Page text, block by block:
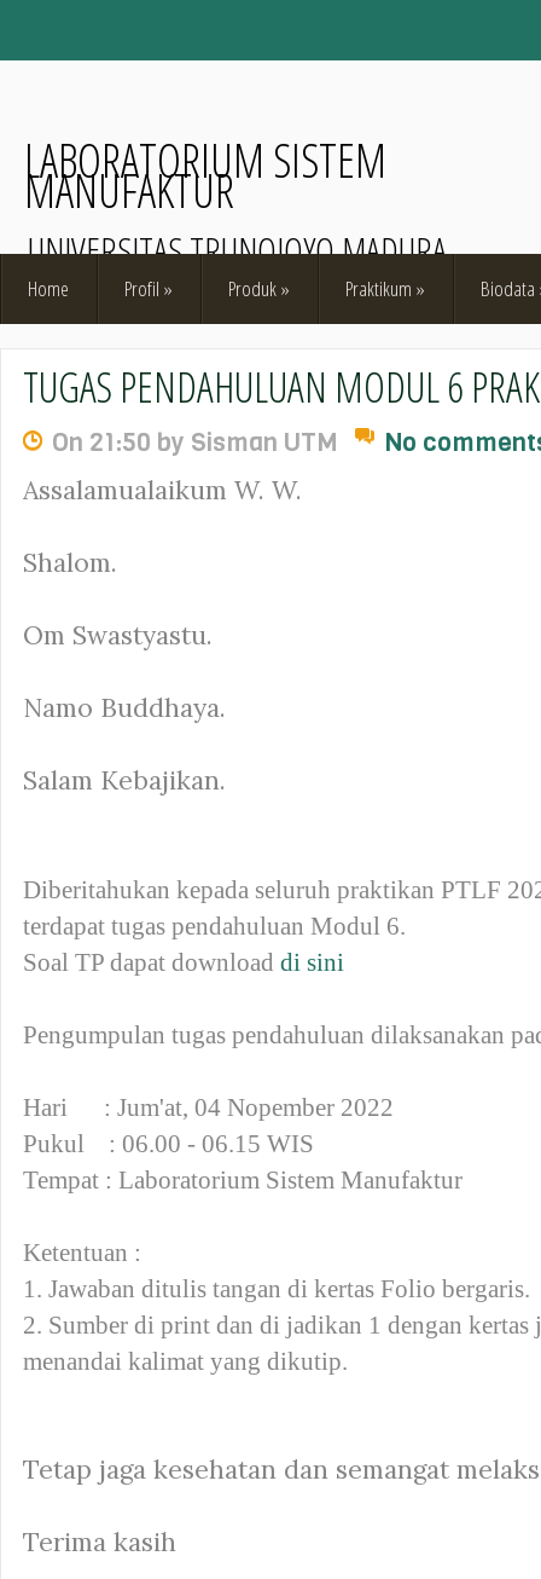
LABORATORIUM SISTEM
MANUFAKTUR
UNIVERSITAS TRUNOJOYO MADURA
Home Profil » Produk» Praktikum » Biodata
TUGAS PENDAHULUAN MODUL 6
On 21:50 by Sisman UTM No
Assalamualaikum W. W.
Shalom.
Om Swastyastu.
Namo Buddhaya.
Salam Kebajikan.
Diberitahukan kepada seluruh praktikan PTLF
terdapat tugas pendahuluan Modul 6.
Soal TP dapat download di sini
Pengumpulan tugas pendahuluan dilaksanakan
Hari : Jum'at, 04 Nopember 2022
Pukul : 06.00 - 06.15 WIS
Tempat : Laboratorium Sistem Manufaktur
Ketentuan :
1. Jawaban ditulis tangan di kertas Folio bergaris.
2. Sumber di print dan di jadikan 1 dengan kertas
menandai kalimat yang dikutip.
Tetap jaga kesehatan dan semangat
Terima kasih